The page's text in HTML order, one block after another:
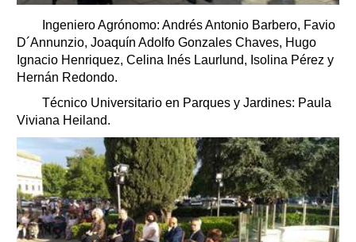
Ingeniero Agrónomo: Andrés Antonio Barbero, Favio
D´Annunzio, Joaquín Adolfo Gonzales Chaves, Hugo
Ignacio Henriquez, Celina Inés Laurlund, Isolina Pérez y
Hernán Redondo.
Técnico Universitario en Parques y Jardines: Paula
Viviana Heiland.